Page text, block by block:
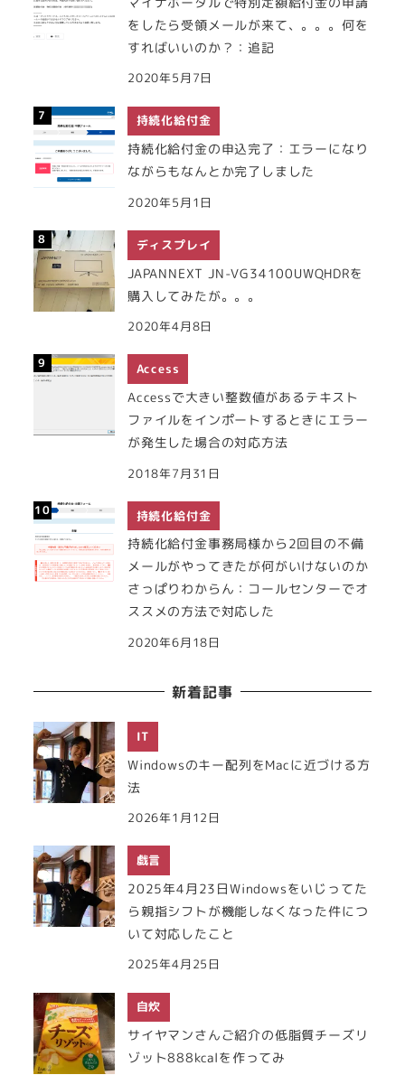
をしたら受領メールが来て、。。。何を
すればいいのか？：追記
2020年5月7日
持続化給付金
持続化給付金の申込完了：エラーになり
ながらもなんとか完了しました
2020年5月1日
ディスプレイ
JAPANNEXT JN-VG34100UWQHDRを
購入してみたが。。。
2020年4月8日
Access
Accessで大きい整数値があるテキスト
ファイルをインポートするときにエラー
が発生した場合の対応方法
2018年7月31日
持続化給付金
持続化給付金事務局様から2回目の不備
メールがやってきたが何がいけないのか
さっぱりわからん：コールセンターでオ
ススメの方法で対応した
2020年6月18日
新着記事
IT
Windowsのキー配列をMacに近づける方
法
2026年1月12日
戯言
2025年4月23日Windowsをいじってた
ら親指シフトが機能しなくなった件につ
いて対応したこと
2025年4月25日
自炊
サイヤマンさんご紹介の低脂質チーズリ
ゾット888kcalを作ってみ